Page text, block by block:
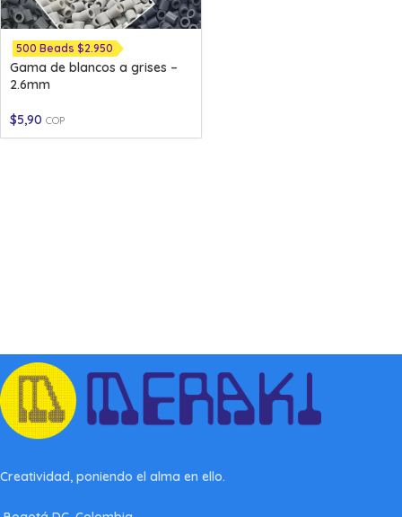
500 Beads $2.950
Gama de blancos a grises –
2.6mm
$5,90 COP
Creatividad, poniendo el alma en ello.